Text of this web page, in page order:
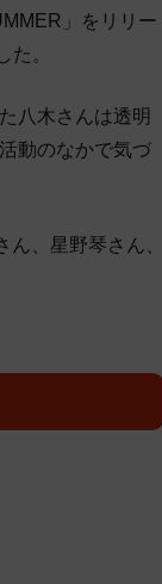
」をリリー
。
八木さんは透明
動のなかで気づ
、星野琴さん、
僕が見たかっ
る」から5作連